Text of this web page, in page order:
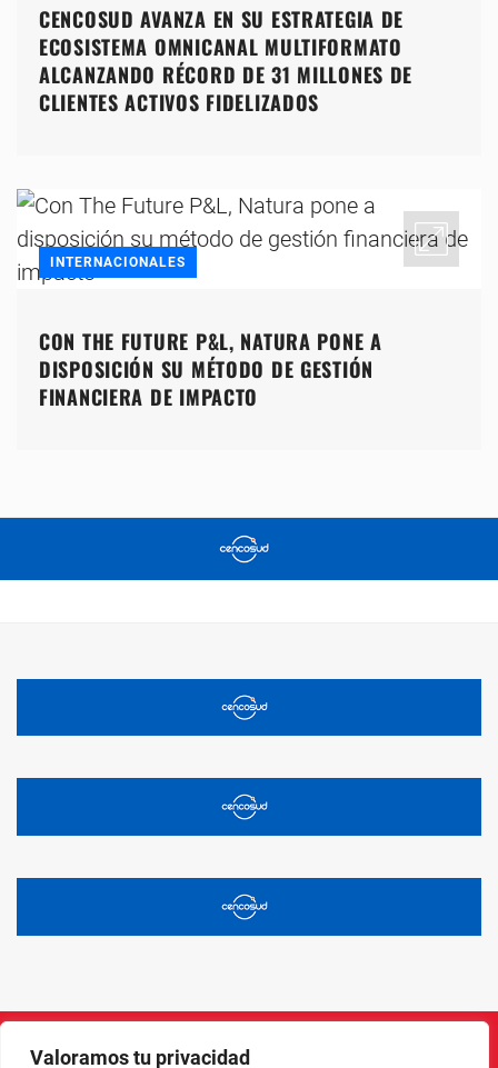
Valoramos tu privacidad
CENCOSUD AVANZA EN SU ESTRATEGIA DE
ECOSISTEMA OMNICANAL MULTIFORMATO
ALCANZANDO RÉCORD DE 31 MILLONES DE
CLIENTES ACTIVOS FIDELIZADOS
INTERNACIONALES
CON THE FUTURE P&L, NATURA PONE A
DISPOSICIÓN SU MÉTODO DE GESTIÓN
FINANCIERA DE IMPACTO